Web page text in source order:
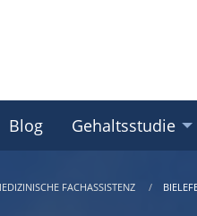
Blog Gehaltsstudie
FACHASSISTENZ